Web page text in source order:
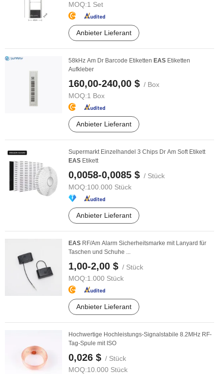
MOQ:1 Set
Anbieter Lieferant
58kHz Am Dr Barcode Etiketten EAS Etiketten
Aufkleber
160,00-240,00 $ / Box
MOQ:1 Box
Anbieter Lieferant
Supermarkt Einzelhandel 3 Chips Dr Am Soft Etikett
EAS Etikett
0,0058-0,0085 $ / Stück
MOQ:100.000 Stück
Anbieter Lieferant
EAS RF/Am Alarm Sicherheitsmarke mit Lanyard für
Taschen und Schuhe ...
1,00-2,00 $ / Stück
MOQ:1.000 Stück
Anbieter Lieferant
Hochwertige Hochleistungs-Signalstabile 8.2MHz RF-
Tag-Spule mit ISO
0,026 $ / Stück
MOQ:10.000 Stück